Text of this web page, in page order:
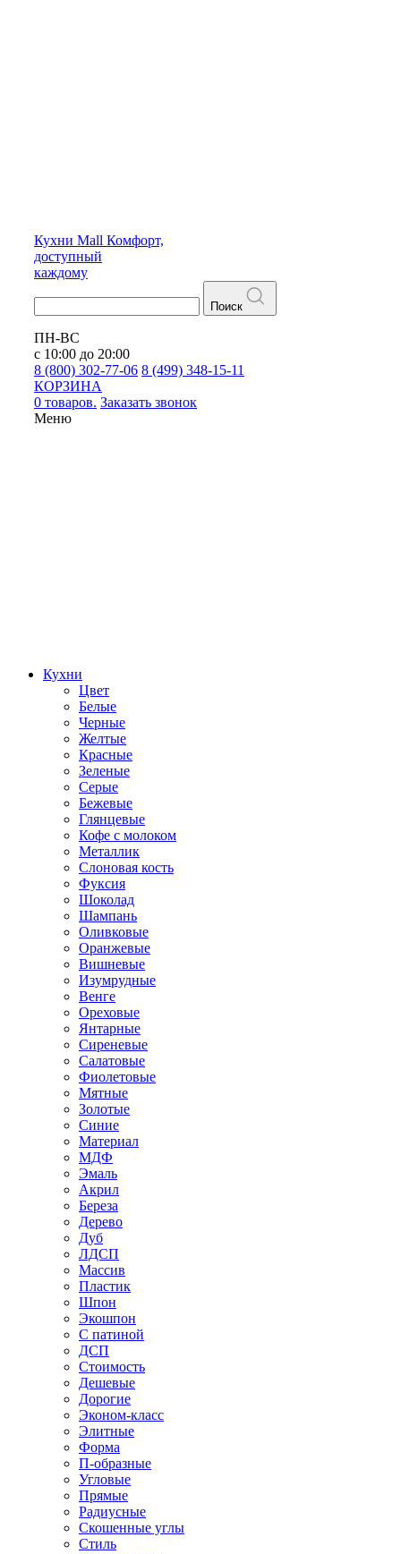
Кухни Mall Комфорт,
доступный
каждому
Поиск
ПН-ВС
с 10:00 до 20:00
8 (800) 302-77-06 8 (499) 348-15-11
КОРЗИНА
0 товаров. Заказать звонок
Меню
Кухни
Цвет
Белые
Черные
Желтые
Красные
Зеленые
Серые
Бежевые
Глянцевые
Кофе с молоком
Металлик
Слоновая кость
Фуксия
Шоколад
Шампань
Оливковые
Оранжевые
Вишневые
Изумрудные
Венге
Ореховые
Янтарные
Сиреневые
Салатовые
Фиолетовые
Мятные
Золотые
Синие
Материал
МДФ
Эмаль
Акрил
Береза
Дерево
Дуб
ЛДСП
Массив
Пластик
Шпон
Экошпон
С патиной
ДСП
Стоимость
Дешевые
Дорогие
Эконом-класс
Элитные
Форма
П-образные
Угловые
Прямые
Радиусные
Скошенные углы
Стиль